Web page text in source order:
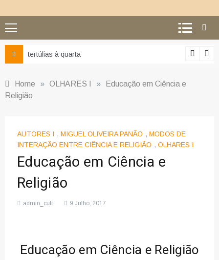
Ciência e religião: como superar o equívoco do conflito
Home » OLHARES I »
Educação em Ciência e
Religião
AUTORES I , MIGUEL OLIVEIRA PANÃO , MODOS DE
INTERAÇÃO ENTRE CIÊNCIA E RELIGIÃO , OLHARES I
Educação em Ciência e
Religião
admin_cult 9 Julho, 2017
Educação em Ciência e Religião